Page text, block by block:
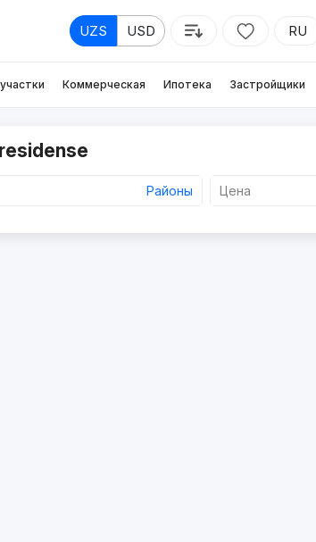
UZS USD RU
Коммерческая Ипотека Застройщики
Районы Цена